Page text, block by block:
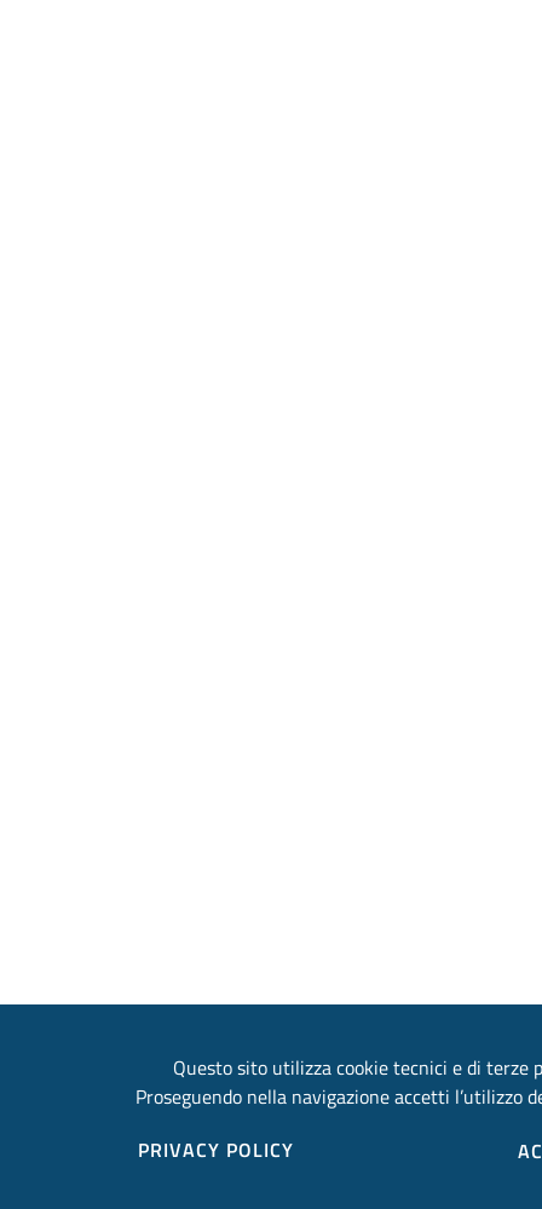
Questo sito utilizza cookie tecnici e di terze
Proseguendo nella navigazione accetti l’utilizzo
PRIVACY POLICY